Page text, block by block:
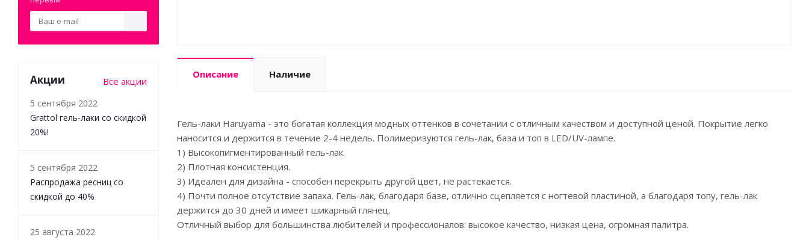
Описание Наличие
Гель-лаки Haruyama - это богатая коллекция модных оттенков в сочетании с отличным качеством и доступной ценой. Покрытие легко
наносится и держится в течение 2-4 недель. Полимеризуются гель-лак, база и топ в LED/UV-лампе.
1) Высокопигментированный гель-лак.
2) Плотная консистенция.
3) Идеален для дизайна - способен перекрыть другой цвет, не растекается.
4) Почти полное отсутствие запаха. Гель-лак, благодаря базе, отлично сцепляется с ногтевой пластиной, а благодаря топу, гель-лак
держится до 30 дней и имеет шикарный глянец.
Отличный выбор для большинства любителей и профессионалов: высокое качество, низкая цена, огромная палитра.
Акции Все акции
5 сентября 2022
Grattol гель-лаки со скидкой
20%!
5 сентября 2022
Распродажа ресниц со
скидкой до 40%
25 августа 2022